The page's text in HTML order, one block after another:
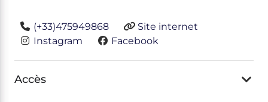
(+33)475949868
Site internet
Instagram
Facebook
Accès